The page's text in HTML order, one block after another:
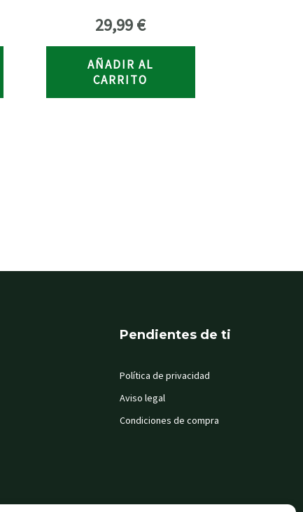
29,99€
AÑADIR AL
CARRITO
Pendientes de ti
Política de privacidad
Aviso legal
Condiciones de compra